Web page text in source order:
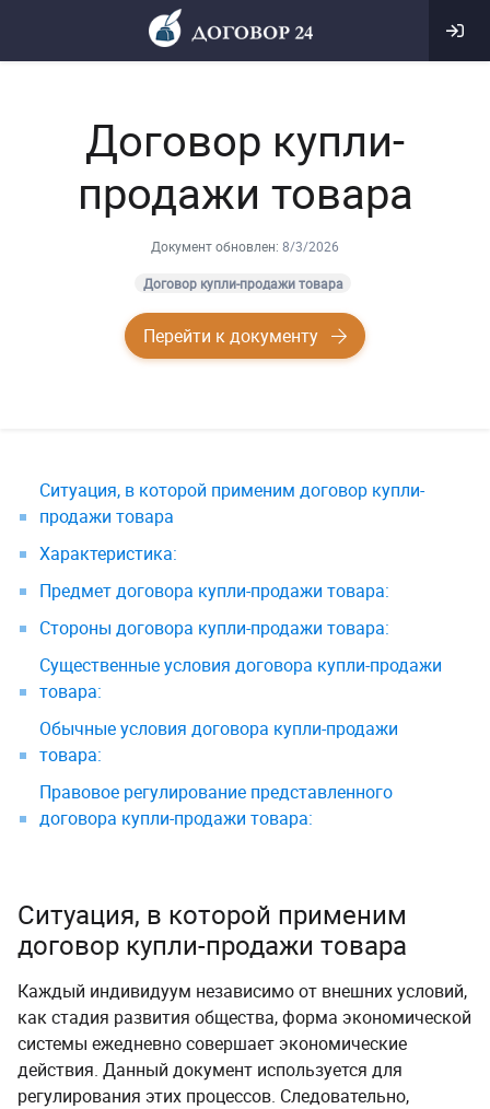
Договор купли-
продажи товара
Документ обновлен: 8/3/2026
Договор купли-продажи товара
Перейти к документу
Ситуация, в которой применим договор купли-
продажи товара
Характеристика:
Предмет договора купли-продажи товара:
Стороны договора купли-продажи товара:
Существенные условия договора купли-продажи
товара:
Обычные условия договора купли-продажи
товара:
Правовое регулирование представленного
договора купли-продажи товара:
Ситуация, в которой применим
договор купли-продажи товара
Каждый индивидуум независимо от внешних условий,
как стадия развития общества, форма экономической
системы ежедневно совершает экономические
действия. Данный документ используется для
регулирования этих процессов. Следовательно,